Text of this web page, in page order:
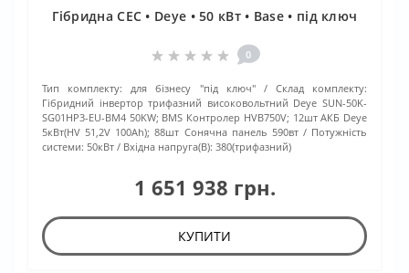
Гібридна СЕС • Deye • 50 кВт • Base • під ключ
0
Тип комплекту: для бізнесу "під ключ"
Склад комплекту:
Гібридний інвертор трифазний високовольтний Deye SUN-50K-
SG01HP3-EU-BM4 50KW; BMS Контролер HVB750V; 12шт АКБ Deye
5кВт(HV 51,2V 100Ah); 88шт Сонячна панель 590вт
Потужність
системи: 50кВт Вхідна напруга(В): 380(трифазний)
1 651 938 грн.
КУПИТИ